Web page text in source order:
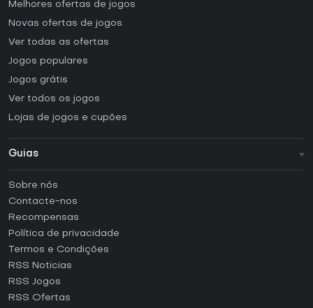
Melhores ofertas de jogos
Novas ofertas de jogos
Ver todas as ofertas
Jogos populares
Jogos grátis
Ver todos os jogos
Lojas de jogos e cupões
Guias
Como ativar uma CD Key Steam?
Como ativar uma CD Key Epic Games?
Como ativar uma CD Key GOG?
Como ativar uma CD Key Ubisoft Connect?
Sobre nós
Contacte-nos
Recompensas
Política de privacidade
Termos e Condições
RSS Noticias
RSS Jogos
RSS Ofertas